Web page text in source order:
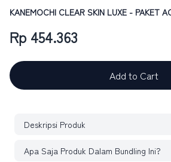
KANEMOCHI CLEAR SKIN LUXE - PAKET
Rp 454.363
Add to Cart
Deskripsi Produk
Apa Saja Produk Dalam Bundling Ini?